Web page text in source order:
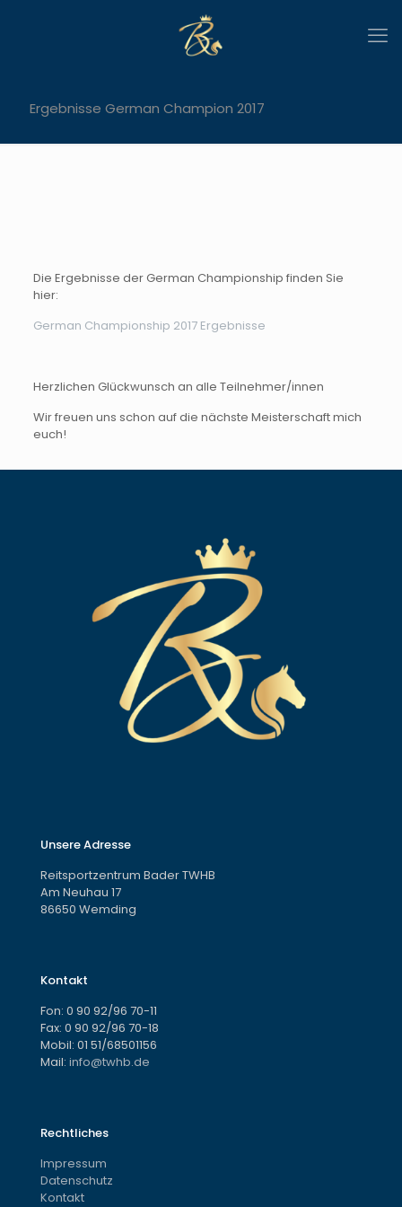
Ergebnisse German Champion 2017
Die Ergebnisse der German Championship finden Sie
hier:
German Championship 2017 Ergebnisse
Herzlichen Glückwunsch an alle Teilnehmer/innen
Wir freuen uns schon auf die nächste Meisterschaft mich
euch!
Unsere Adresse
Reitsportzentrum Bader TWHB
Am Neuhau 17
86650 Wemding
Kontakt
Fon: 0 90 92/96 70-11
Fax: 0 90 92/96 70-18
Mobil: 01 51/68501156
Mail: info@twhb.de
Rechtliches
Impressum
Datenschutz
Kontakt